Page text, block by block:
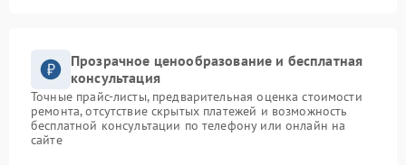
Прозрачное ценообразование и бесплатная
консультация
Точные прайс-листы, предварительная оценка стоимости
ремонта, отсутствие скрытых платежей и возможность
бесплатной консультации по телефону или онлайн на
сайте